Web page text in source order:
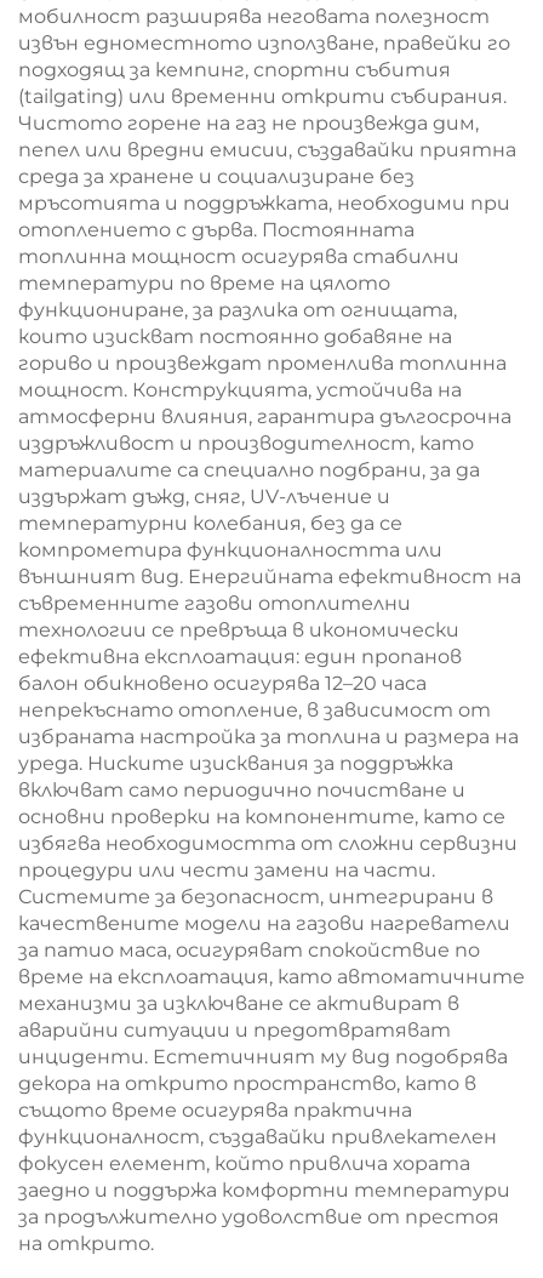
мобилност разширява неговата полезност
извън едноместното използване, правейки го
подходящ за кемпинг, спортни събития
(tailgating) или временни открити събирания.
Чистото горене на газ не произвежда дим,
пепел или вредни емисии, създавайки приятна
среда за хранене и социализиране без
мръсотията и поддръжката, необходими при
отоплението с дърва. Постоянната
топлинна мощност осигурява стабилни
температури по време на цялото
функциониране, за разлика от огнищата,
които изискват постоянно добавяне на
гориво и произвеждат променлива топлинна
мощност. Конструкцията, устойчива на
атмосферни влияния, гарантира дългосрочна
издръжливост и производителност, като
материалите са специално подбрани, за да
издържат дъжд, сняг, UV-лъчение и
температурни колебания, без да се
компрометира функционалността или
външният вид. Енергийната ефективност на
съвременните газови отоплителни
технологии се превръща в икономически
ефективна експлоатация: един пропанов
балон обикновено осигурява 12–20 часа
непрекъснато отопление, в зависимост от
избраната настройка за топлина и размера на
уреда. Ниските изисквания за поддръжка
включват само периодично почистване и
основни проверки на компонентите, като се
избягва необходимостта от сложни сервизни
процедури или чести замени на части.
Системите за безопасност, интегрирани в
качествените модели на газови нагреватели
за патио маса, осигуряват спокойствие по
време на експлоатация, като автоматичните
механизми за изключване се активират в
аварийни ситуации и предотвратяват
инциденти. Естетичният му вид подобрява
декора на открито пространство, като в
същото време осигурява практична
функционалност, създавайки привлекателен
фокусен елемент, който привлича хората
заедно и поддържа комфортни температури
за продължително удоволствие от престоя
на открито.